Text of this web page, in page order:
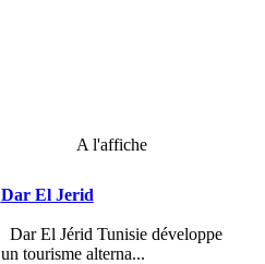
A l'affiche
Dar El Jerid
Dar El Jérid Tunisie développe
un tourisme alterna...